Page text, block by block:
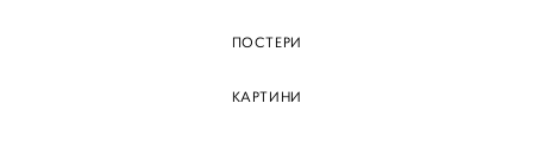
ПОСТЕРИ
КАРТИНИ